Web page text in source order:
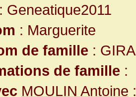
: Geneatique2011
: Marguerite
de famille :
de famille :
MOULIN Antoine :